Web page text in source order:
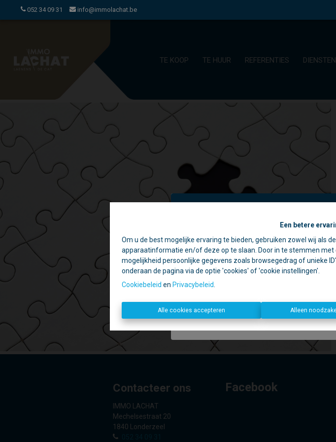
Een betere
Om u de best mogelijke ervaring te bieden, gebruiken zowel wij als
apparaatinformatie en/of deze op te slaan. Door in te stemmen
mogelijkheid persoonlijke gegevens zoals browsegedrag of unieke
onderaan de pagina via de optie 'cookies' of 'cookie instellingen'.
Cookiebeleid en Privacybeleid
Alle cookies accepteren Alleen
052 34 09 31 info@immolachat.be
TE KOOP TE HUUR REFERENTIES DIENSTEN
Contacteer ons
IMMO LACHAT
Mechelsestraat 20
1840 Londerzeel
Facebook
☀️ Achter elke gesloten deur
Tijdens de zomer zijn we vaak op
Daarom is ons kantoor in de
Open deur?Kom gerust
Gesloten deur?
Dirk, Kurt